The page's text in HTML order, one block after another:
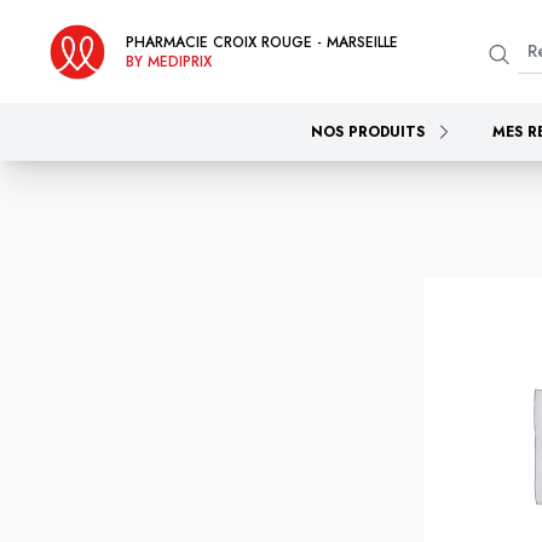
PHARMACIE CROIX ROUGE - MARSEILLE
BY MEDIPRIX
NOS PRODUITS MES